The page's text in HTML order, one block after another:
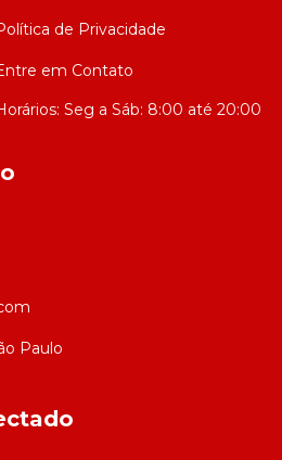
de Privacidade
em Contato
Paulo